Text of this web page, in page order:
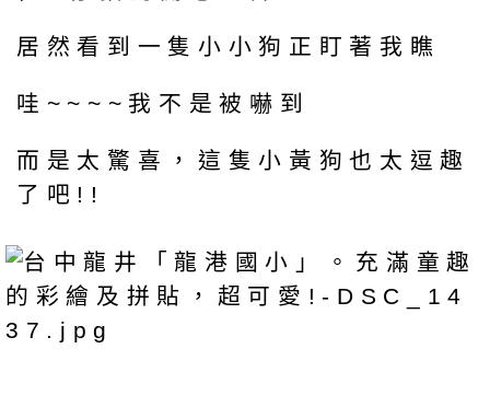
居然看到一隻小小狗正盯著我瞧
哇~~~~我不是被嚇到
而是太驚喜，這隻小黃狗也太逗趣
了吧!!